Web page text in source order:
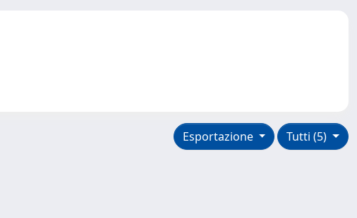
Tutti (5)
Esportazione